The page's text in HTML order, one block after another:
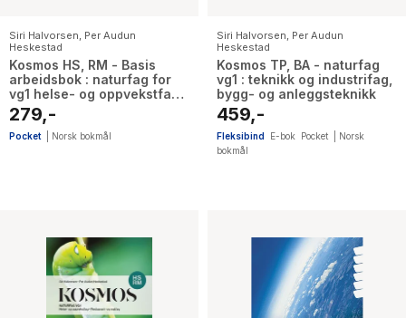
Siri Halvorsen, Per Audun
Heskestad
Kosmos HS, RM - Basis
arbeidsbok : naturfag for
vg1 helse- og oppvekstfag,
restaurant- og matfag
279,-
Pocket Norsk bokmål
Siri Halvorsen, Per Audun
Heskestad
Kosmos TP, BA - naturfag
vg1 : teknikk og industrifag,
bygg- og anleggsteknikk
459,-
Fleksibind E-bok Pocket
Norsk
bokmål